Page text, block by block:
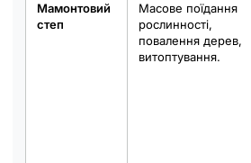
Мамонтовий
степ
Масове поїдання
рослинності,
повалення дерев,
витоптування.